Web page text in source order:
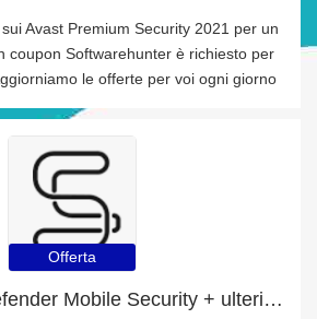
Avast Premium Security 2021 per un
coupon Softwarehunter è richiesto per
le offerte per voi ogni giorno
Offerta
Sconto sui Bitdefender Mobile Security + ulteriore 8% di sconto